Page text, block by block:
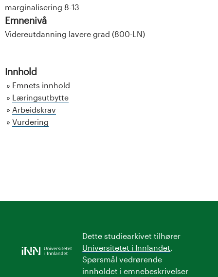
marginalisering 8-13
Emnenivå
Videreutdanning lavere grad (800-LN)
Innhold
Emnets innhold
Læringsutbytte
Arbeidskrav
Vurdering
Dette studiearkivet tilhører
Universitetet i Innlandet
Spørsmål vedrørende
innholdet i emnebeskrivelser